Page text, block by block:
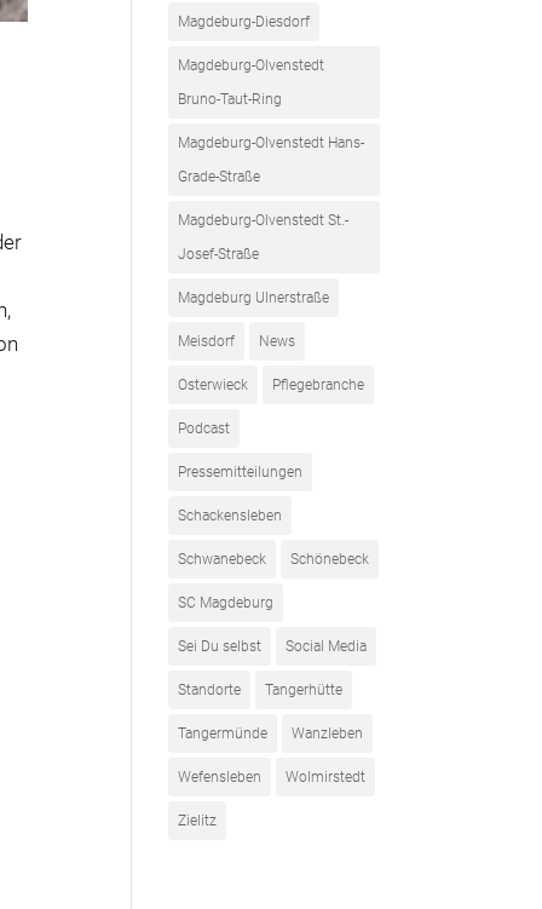
Magdeburg-Diesdorf
Magdeburg-Olvenstedt
Bruno-Taut-Ring
Magdeburg-Olvenstedt Hans-
Grade-Straße
Magdeburg-Olvenstedt St.-
Josef-Straße
Magdeburg Ulnerstraße
Meisdorf News
Osterwieck Pflegebranche
Podcast
Pressemitteilungen
Schackensleben
Schwanebeck Schönebeck
SC Magdeburg
Sei Du selbst Social Media
Standorte Tangerhütte
Tangermünde Wanzleben
Wefensleben Wolmirstedt
Zielitz